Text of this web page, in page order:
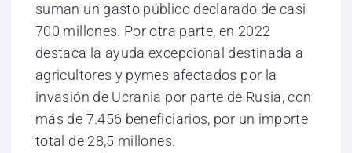
suman un gasto público declarado de casi
700 millones. Por otra parte, en 2022
destaca la ayuda excepcional destinada a
agricultores y pymes afectados por la
invasión de Ucrania por parte de Rusia, con
más de 7.456 beneficiarios, por un importe
total de 28,5 millones.